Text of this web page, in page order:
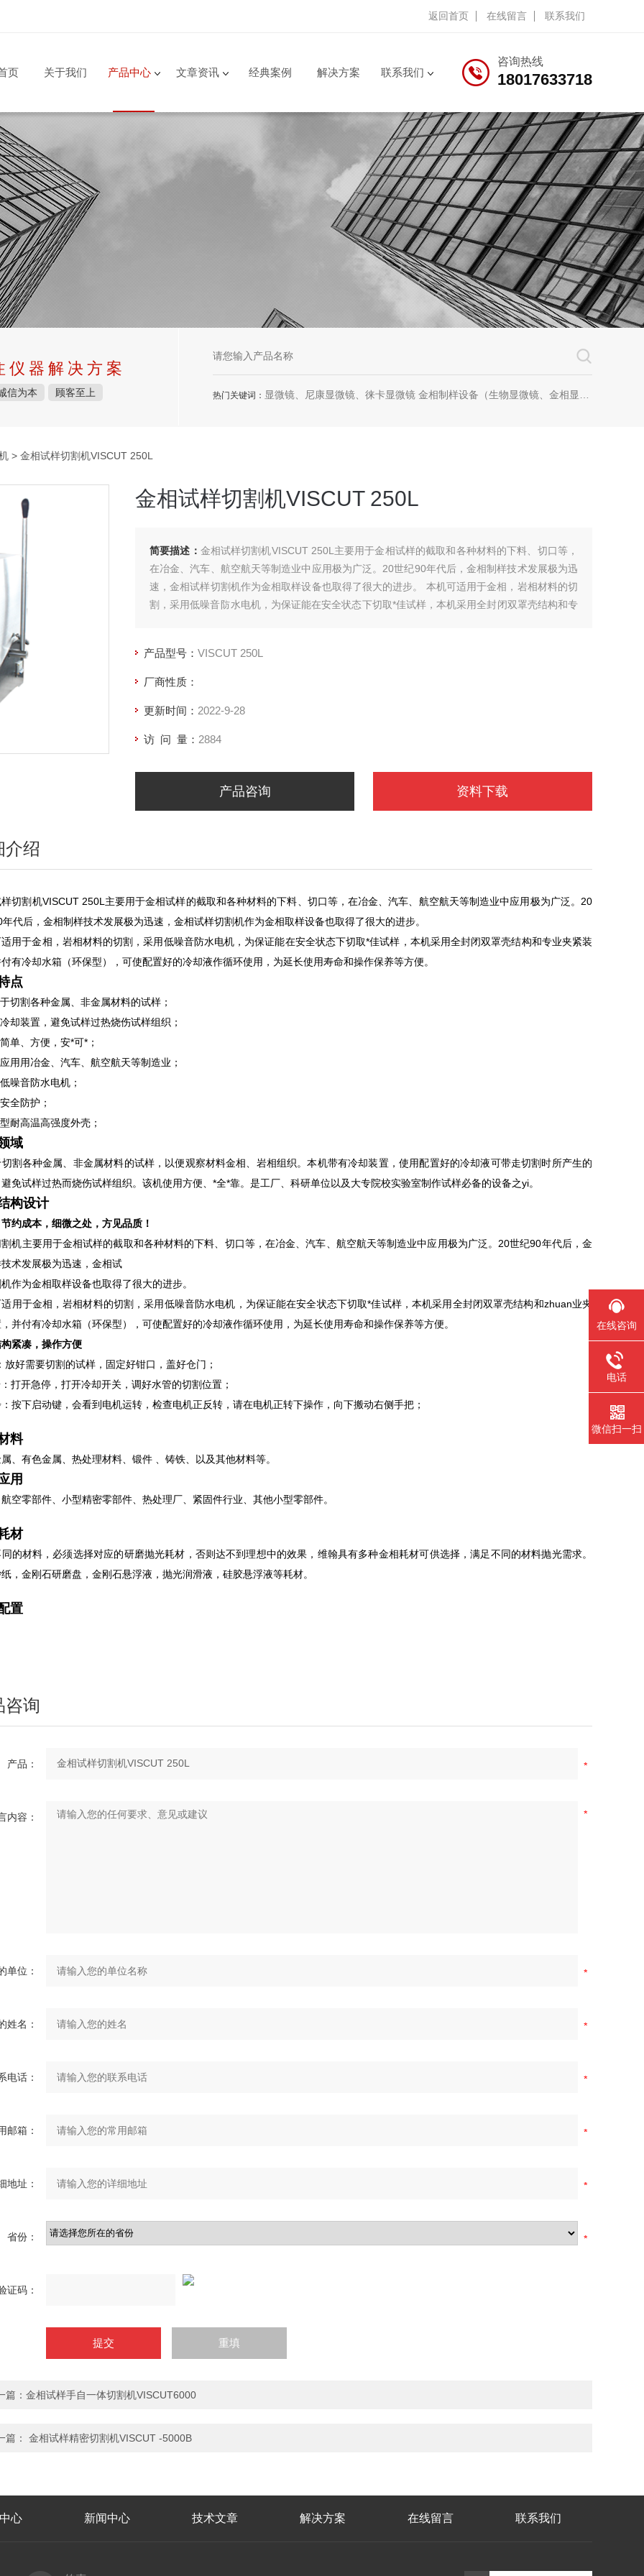
返回首页 在线留言 联系我们
咨询热线
18017633718
页 关于我们 产品中心 文章资讯 经典案例 解决方案 联系我们
仪器解决方案
信为本 顾客至上 热门关键词： 显微镜、尼康显微镜、徕卡显微镜 金相制样设备（生物显微镜、金相显微镜、体视显微镜、工业显微镜、数码显微镜、荧光显微镜、显微成像系统、显微图像分析软件、显微镜配件等等
> 金相试样切割机VISCUT 250L
金相试样切割机VISCUT 250L
简要描述： 金相试样切割机VISCUT 250L主要用于金相试样的截取和各种材料的下料、切口等，
在冶金、汽车、航空航天等制造业中应用极为广泛。20世纪90年代后，金相制样技术发展极为迅
速，金相试样切割机作为金相取样设备也取得了很大的进步。 本机可适用于金相，岩相材料的切
割，采用低噪音防水电机，为保证能在安全状态下切取*佳试样，本机采用全封闭双罩壳结构和专
产品型号： VISCUT 250L
厂商性质：
更新时间： 2022-9-28
访 问 量： 2884
产品咨询 资料下载
介绍
切割机VISCUT 250L主要用于金相试样的截取和各种材料的下料、切口等，在冶金、汽车、航空航天等制造业中应用极为广泛。20
代后，金相制样技术发展极为迅速，金相试样切割机作为金相取样设备也取得了很大的进步。
用于金相，岩相材料的切割，采用低噪音防水电机，为保证能在安全状态下切取*佳试样，本机采用全封闭双罩壳结构和专业夹紧装
有冷却水箱（环保型），可使配置好的冷却液作循环使用，为延长使用寿命和操作保养等方便。
点
切割各种金属、非金属材料的试样；
却装置，避免试样过热烧伤试样组织；
单、方便，安*可*；
用用冶金、汽车、航空航天等制造业；
噪音防水电机；
全防护；
耐高温高强度外壳；
域
割各种金属、非金属材料的试样，以便观察材料金相、岩相组织。本机带有冷却装置，使用配置好的冷却液可带走切割时所产生的
免试样过热而烧伤试样组织。该机使用方便、*全*靠。是工厂、科研单位以及大专院校实验室制作试样必备的设备之yi。
构设计
约成本，细微之处，方见品质！
机主要用于金相试样的截取和各种材料的下料、切口等，在冶金、汽车、航空航天等制造业中应用极为广泛。20世纪90年代后，金
术发展极为迅速，金相试
作为金相取样设备也取得了很大的进步。
用于金相，岩相材料的切割，采用低噪音防水电机，为保证能在安全状态下切取*佳试样，本机采用全封闭双罩壳结构和zhuan业夹
并付有冷却水箱（环保型），可使配置好的冷却液作循环使用，为延长使用寿命和操作保养等方便。
紧凑，操作方便
放好需要切割的试样，固定好钳口，盖好仓门；
打开急停，打开冷却开关，调好水管的切割位置；
按下启动键，会看到电机运转，检查电机正反转，请在电机正转下操作，向下搬动右侧手把；
料
、有色金属、热处理材料、锻件 、铸铁、以及其他材料等。
用
空零部件、小型精密零部件、热处理厂、紧固件行业、其他小型零部件。
材
的材料，必须选择对应的研磨抛光耗材，否则达不到理想中的效果，维翰具有多种金相耗材可供选择，满足不同的材料抛光需求。
，金刚石研磨盘，金刚石悬浮液，抛光润滑液，硅胶悬浮液等耗材。
置
咨询
产品：
内容：
单位：
姓名：
电话：
邮箱：
地址：
省份：
证码：
篇： 金相试样手自一体切割机VISCUT6000
篇： 金相试样精密切割机VISCUT -5000B
心 新闻中心 技术文章 解决方案 在线留言 联系我们
在线咨询
电话
微信扫一扫